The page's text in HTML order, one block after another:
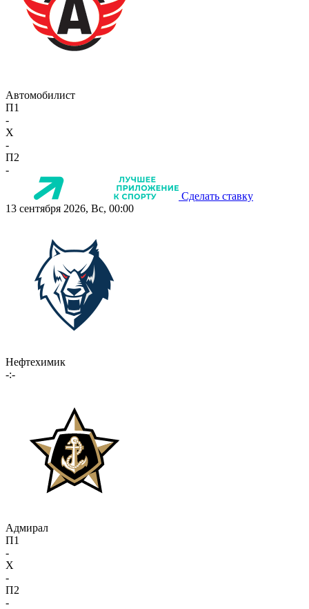
Автомобилист
П1
-
X
-
П2
-
Сделать ставку
13 сентября 2026, Вс, 00:00
Нефтехимик
-:-
Адмирал
П1
-
X
-
П2
-